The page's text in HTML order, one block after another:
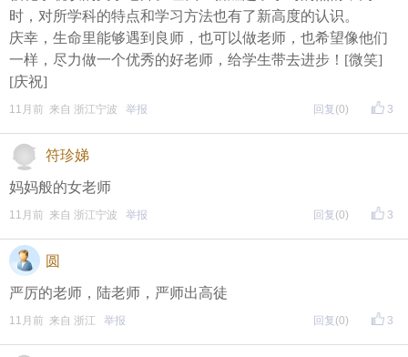
再次提醒
（重要的事情说三遍）
评论主题内容即可领取红包！
期待每晚8点，与您不见不散！
时，对所学科的特点和学习方法也有了新高度的认识。
庆幸，生命里能够遇到良师，也可以做老师，也希望像他们
一样，尽力做一个优秀的好老师，给学生带去进步！[微笑]
[庆祝]
3
11月前 来自 浙江宁波 举报 回复 (0)
符珍娣
妈妈般的女老师
3
11月前 来自 浙江宁波 举报 回复 (0)
圆
严厉的老师，陆老师，严师出高徒
3
11月前 来自 浙江 举报 回复 (0)